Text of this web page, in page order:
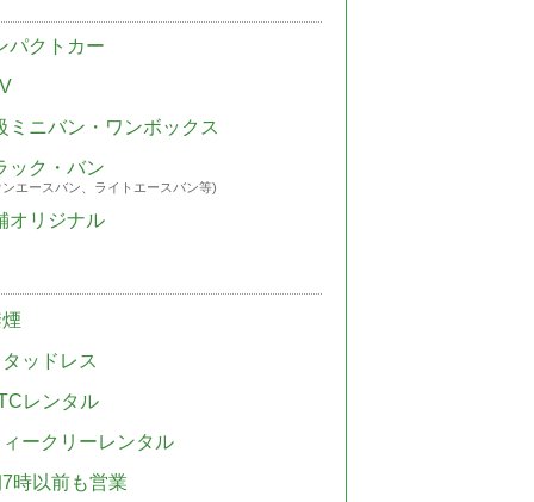
パクトカー
ミニバン・ワンボックス
ック・バン
エースバン、ライトエースバン等)
オリジナル
ッドレス
レンタル
ークリーレンタル
時以前も営業